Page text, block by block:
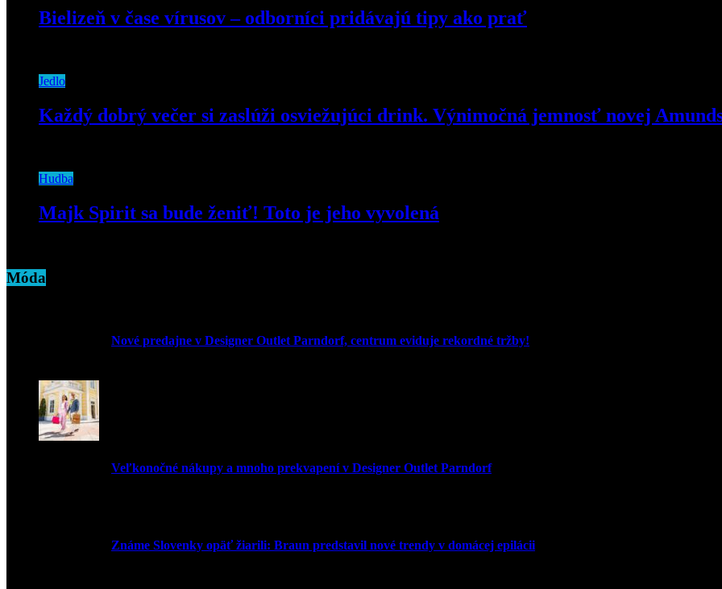
Bielizeň v čase vírusov – odborníci pridávajú tipy ako prať
Jedlo
Každý dobrý večer si zaslúži osviežujúci drink. Výnimočná jemnosť novej
Hudba
Majk Spirit sa bude ženiť! Toto je jeho vyvolená
Móda
Nové predajne v Designer Outlet Parndorf, centrum eviduje rekordné tržby!
Veľkonočné nákupy a mnoho prekvapení v Designer Outlet Parndorf
Známe Slovenky opäť žiarili: Braun predstavil nové trendy v domácej epilácii